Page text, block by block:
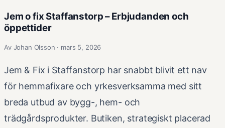
Jem o fix Staffanstorp – Erbjudanden och
öppettider
Av Johan Olsson · mars 5, 2026
Jem & Fix i Staffanstorp har snabbt blivit ett nav
för hemmafixare och yrkesverksamma med sitt
breda utbud av bygg-, hem- och
trädgårdsprodukter. Butiken, strategiskt placerad